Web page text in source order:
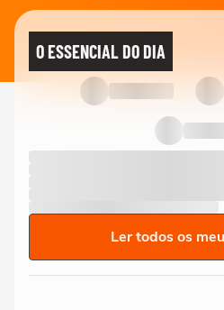
O ESSENCIAL DO DIA
Ler todos os